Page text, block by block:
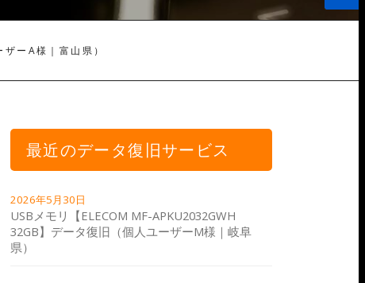
ーA様｜富山県）
最近のデータ復旧サービス
2026年5月30日
USBメモリ【ELECOM MF-APKU2032GWH
32GB】データ復旧（個人ユーザーM様｜岐阜
県）